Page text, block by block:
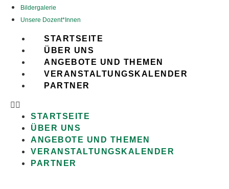
Bildergalerie
Unsere Dozent*Innen
STARTSEITE
ÜBER UNS
ANGEBOTE UND THEMEN
VERANSTALTUNGSKALENDER
PARTNER
STARTSEITE
ÜBER UNS
ANGEBOTE UND THEMEN
VERANSTALTUNGSKALENDER
PARTNER